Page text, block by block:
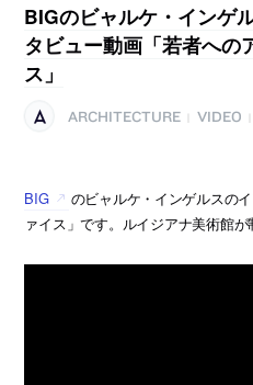
BIGのビャルケ・インゲ
タビュー動画「若者への
ス」
ARCHITECTURE VIDEO
BIG
のビャルケ・インゲルスの
ァイス」です。ルイジアナ美術館が